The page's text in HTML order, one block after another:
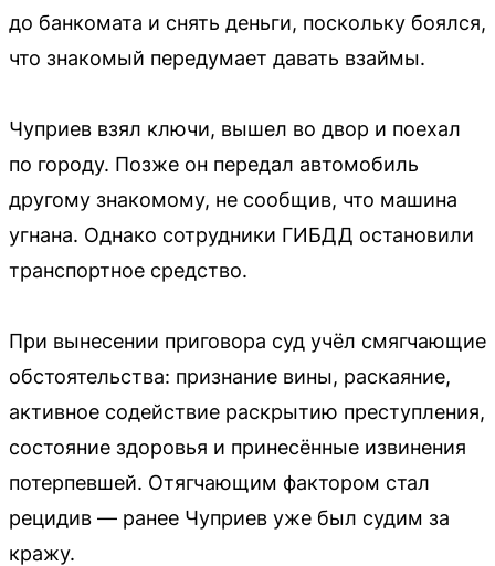
до банкомата и снять деньги, поскольку боялся,
что знакомый передумает давать взаймы.
Чуприев взял ключи, вышел во двор и поехал
по городу. Позже он передал автомобиль
другому знакомому, не сообщив, что машина
угнана. Однако сотрудники ГИБДД остановили
транспортное средство.
При вынесении приговора суд учёл смягчающие
обстоятельства: признание вины, раскаяние,
активное содействие раскрытию преступления,
состояние здоровья и принесённые извинения
потерпевшей. Отягчающим фактором стал
рецидив — ранее Чуприев уже был судим за
кражу.